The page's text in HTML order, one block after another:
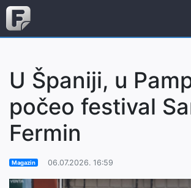
U Španiji, u
počeo festival
Fermin
Magazin 06.07.2026. 16:59